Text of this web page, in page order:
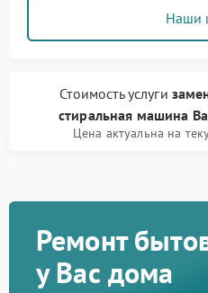
Наши
Стоимость услуги
стиральная машина
Цена актуальна на
Ремонт
у Вас дома